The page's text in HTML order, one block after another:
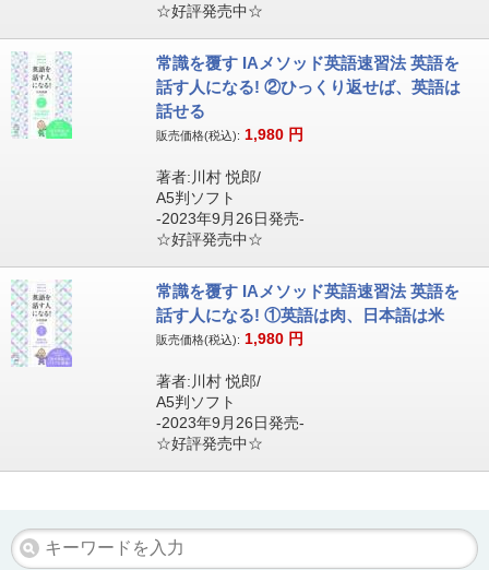
☆好評発売中☆
常識を覆す IAメソッド英語速習法 英語を
話す人になる! ②ひっくり返せば、英語は
話せる
販売価格(税込): 1,980 円
著者:川村 悦郎/
A5判ソフト
-2023年9月26日発売-
☆好評発売中☆
常識を覆す IAメソッド英語速習法 英語を
話す人になる! ①英語は肉、日本語は米
販売価格(税込): 1,980 円
著者:川村 悦郎/
A5判ソフト
-2023年9月26日発売-
☆好評発売中☆